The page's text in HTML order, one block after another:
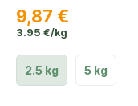
9,87 €
3.95 €/kg
2.5 kg 5 kg